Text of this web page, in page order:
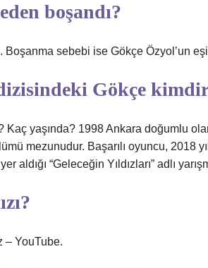
boşandı?
Boşanma sebebi ise Gökçe Özyol’un
Gökçe
Kaç yaşında? 1998 Ankara doğumlu
mezunudur. Başarılı oyuncu, 2018
aldığı “Geleceğin Yıldızları” adlı
– YouTube.